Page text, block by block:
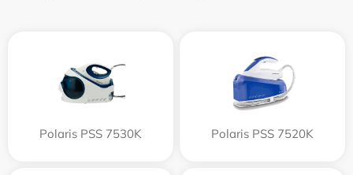
Polaris PSS 7530K Polaris PSS 7520K